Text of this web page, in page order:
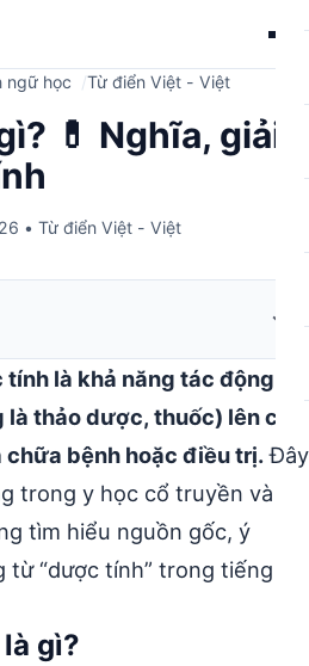
ngữ học Từ điển Việt - Việt
💊 Nghĩa, giải
• Từ điển Việt - Việt
tính là khả năng tác động
thảo dược, thuốc) lên cơ
chữa bệnh hoặc điều trị.Đây
trong y học cổ truyền và
tìm hiểu nguồn gốc, ý
từ “dược tính” trong tiếng
gì?